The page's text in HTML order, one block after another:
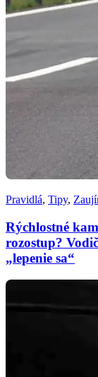
Pravidlá, Tipy,
Rýchlostné
rozostup?
„lepenie sa“